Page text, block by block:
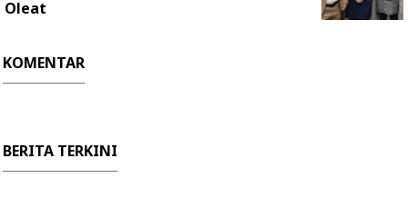
Oleat
KOMENTAR
BERITA TERKINI